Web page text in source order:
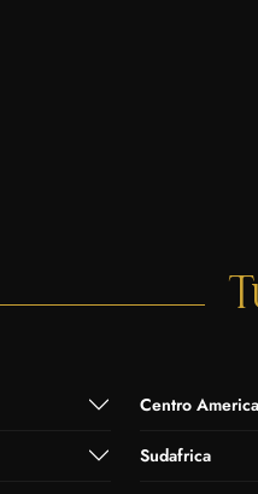
Centro America
Sudafrica